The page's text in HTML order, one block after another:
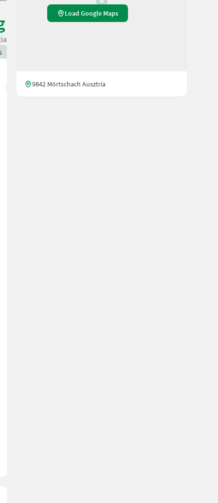
Load Google Maps
9842 Mörtschach Ausztria